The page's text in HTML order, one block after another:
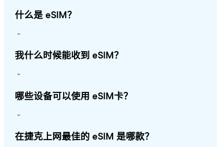
什么是 eSIM？
我什么时候能收到 eSIM？
哪些设备可以使用 eSIM卡？
在捷克上网最佳的 eSIM 是哪款？